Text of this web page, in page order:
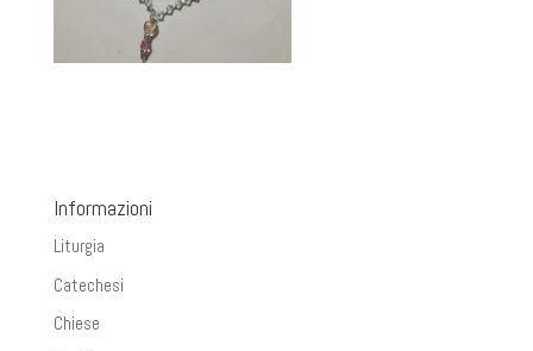
Informazioni
Liturgia
Catechesi
Chiese